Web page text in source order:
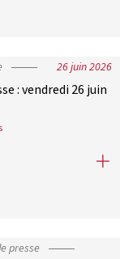
26 juin 2026
: vendredi 26 juin
: vendredi 26 juin
presse